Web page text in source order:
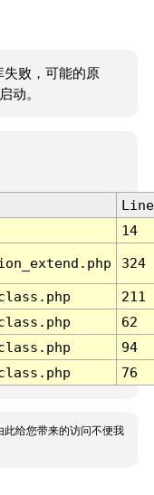
失败，可能的原
动。
Line
14
324
211
62
94
76
此给您带来的访问不便我